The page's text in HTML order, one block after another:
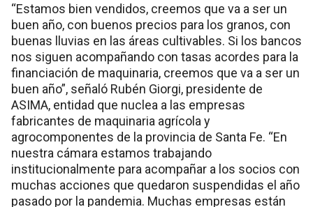
“Estamos bien vendidos, creemos que va a ser un
buen año, con buenos precios para los granos, con
buenas lluvias en las áreas cultivables. Si los bancos
nos siguen acompañando con tasas acordes para la
financiación de maquinaria, creemos que va a ser un
buen año”, señaló Rubén Giorgi, presidente de
ASIMA, entidad que nuclea a las empresas
fabricantes de maquinaria agrícola y
agrocomponentes de la provincia de Santa Fe. “En
nuestra cámara estamos trabajando
institucionalmente para acompañar a los socios con
muchas acciones que quedaron suspendidas el año
pasado por la pandemia. Muchas empresas están